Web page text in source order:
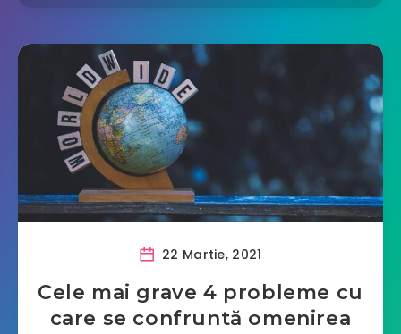
22 Martie, 2021
Cele mai grave 4 probleme cu
care se confruntă omenirea